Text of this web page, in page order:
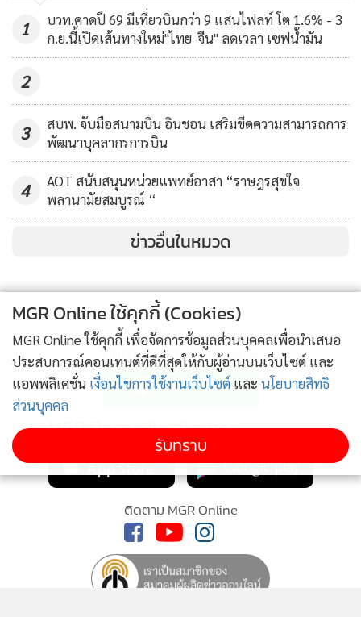
5,693
เดินรถเข้าหัวลำโพง”
1
บวท.คาดปี 69 มีเที่ยวบินกว่า 9 แสนไฟลท์ โต 1.6% - 3
ก.ย.นี้เปิดเส้นทางใหม่"ไทย-จีน" ลดเวลา เซฟน้ำมัน
2
3
สบพ. จับมือสนามบิน อินชอน เสริมขีดความสามารถการ
พัฒนาบุคลากรการบิน
4
AOT สนับสนุนหน่วยแพทย์อาสา “ราษฎรสุขใจ
พลานามัยสมบูรณ์ “
ข่าวอื่นในหมวด
ติดตามข่าวสารผ่านทาง LINE
MGR Online Application
ติดตาม MGR Online
MGR Online ใช้คุกกี้ (Cookies)
MGR Online ใช้คุกกี้ เพื่อจัดการข้อมูลส่วนบุคคลเพื่อนำเสนอ
ประสบการณ์คอนเทนต์ที่ดีที่สุดให้กับผู้อ่านบนเว็บไซต์ และ
แอพพลิเคชั่น เงื่อนไขการใช้งานเว็บไซต์ และ นโยบายสิทธิ
ส่วนบุคคล
รับทราบ